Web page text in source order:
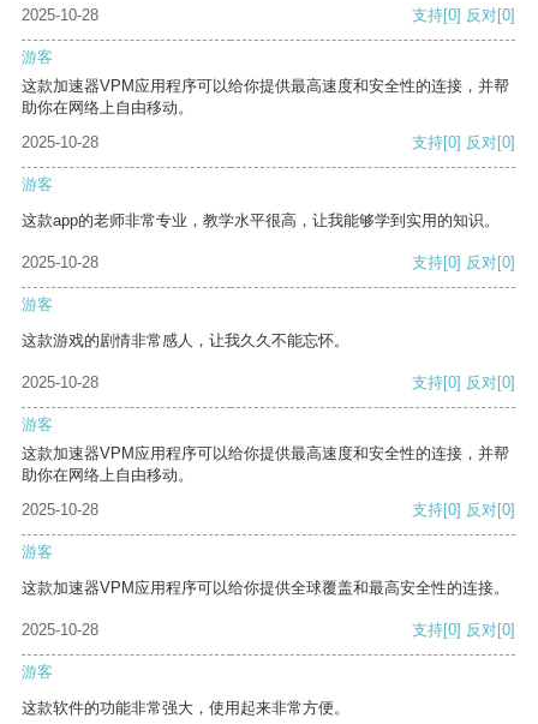
2025-10-28 支持[0] 反对[0]
游客
这款加速器VPM应用程序可以给你提供最高速度和安全性的连接，并帮
助你在网络上自由移动。
2025-10-28
支持[0] 反对[0]
游客
这款app的老师非常专业，教学水平很高，让我能够学到实用的知识。
2025-10-28 支持[0] 反对[0]
游客
这款游戏的剧情非常感人，让我久久不能忘怀。
2025-10-28 支持[0] 反对[0]
游客
这款加速器VPM应用程序可以给你提供最高速度和安全性的连接，并帮
助你在网络上自由移动。
2025-10-28
支持[0] 反对[0]
游客
这款加速器VPM应用程序可以给你提供全球覆盖和最高安全性的连接。
2025-10-28 支持[0] 反对[0]
游客
这款软件的功能非常强大，使用起来非常方便。